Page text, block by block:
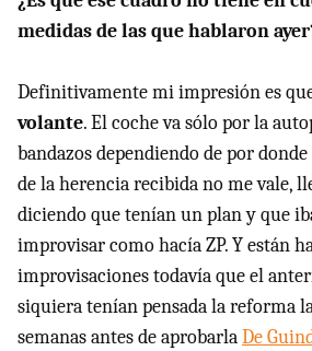
medidas de las que hablaron
Definitivamente mi impresión es
volante. El coche va sólo por la
bandazos dependiendo de por
de la herencia recibida no me vale,
diciendo que tenían un plan y que
improvisar como hacía ZP. Y están
improvisaciones todavía que el
siquiera tenían pensada la reforma
semanas antes de aprobarlaDe